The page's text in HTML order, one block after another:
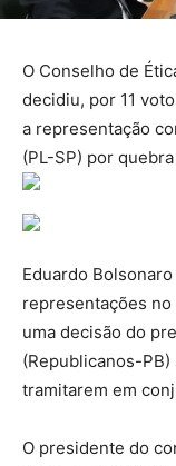
O Conselho de
decidiu, por 11
a representação
(PL-SP) por
Eduardo
representações no
uma decisão do
(Republicanos-
tramitarem em
O presidente do